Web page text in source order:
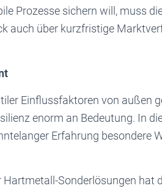
Prozesse sichern will, muss
auch über kurzfristige
Einflussfaktoren von außen
enorm an Bedeutung. In
Erfahrung besondere
Sonderlösungen hat